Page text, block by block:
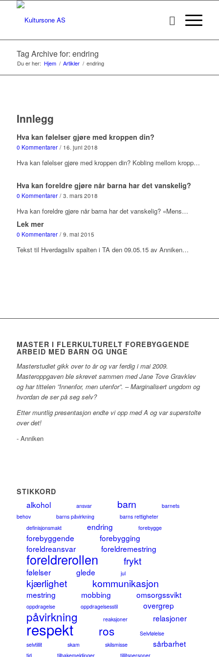
Tag Archive for: endring
Du er her: Hjem / Artikler / endring
Innlegg
Hva kan følelser gjøre med kroppen din?
0 Kommentarer / 16. juni 2018
Hva kan følelser gjøre med kroppen din? Kobling mellom kropp…
Hva kan foreldre gjøre når barna har det vanskelig?
0 Kommentarer / 3. mars 2018
Hva kan foreldre gjøre når barna har det vanskelig? «Mens…
Lek mer
0 Kommentarer / 9. mai 2015
Tekst til Hverdagsliv spalten i TA den 09.05.15 av Anniken…
MASTER I FLERKULTURELT FOREBYGGENDE
ARBEID MED BARN OG UNGE
Masterstudiet gikk over to år og var ferdig i mai 2009.
Masteroppgaven ble skrevet sammen med Jane Tove Gravklev
og har tittelen ”Innenfor, men utenfor”. – Marginalisert ungdom og
hvordan de ser på seg selv?
Etter muntlig presentasjon endte vi opp med A og var superstolte
over det!
- Anniken
STIKKORD
alkohol ansvar barn
barnets
behov
barns påvirkning
barns rettigheter
definisjonsmakt
endring forebygge
forebyggende
forebygging
foreldreansvar
foreldremestring
foreldrerollen frykt
følelser glede jul
kjærlighet kommunikasjon
mestring mobbing omsorgssvikt
oppdragelse oppdragelsesstil overgrep
påvirkning reaksjoner relasjoner
respekt ros
Selvfølelse
selvtillit
skam skilsmisse sårbarhet
tid tilbakemeldinger tillitspersoner